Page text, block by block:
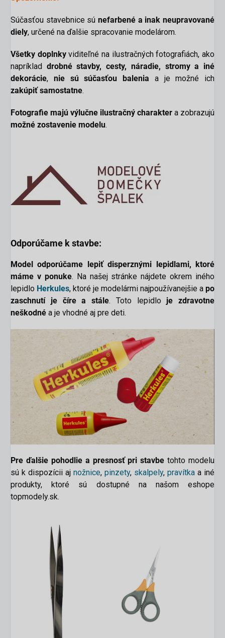
Súčasťou stavebnice sú nefarbené a inak neupravované
diely, určené na ďalšie spracovanie modelárom.
Všetky doplnkyviditeľné na ilustračných fotografiách, ako
napríklad drobné stavby, cesty, náradie, stromy a iné
dekorácie, nie sú súčasťou balenia a je možné ich
zakúpiť samostatne.
Fotografie majú výlučne ilustračný charakter a zobrazujú
možné zostavenie modelu.
Odporúčame k stavbe:
Model odporúčame lepiť disperznými lepidlami, ktoré
máme v ponuke. Na našej stránke nájdete okrem iného
lepidlo Herkules, ktoré je modelármi najpoužívanejšie a po
zaschnutí je číre a stále. Toto lepidlo je zdravotne
neškodné a je vhodné aj pre deti.
Pre ďalšie pohodlie a presnosť pri stavbe tohto modelu
sú k dispozícii aj nožnice, pinzety, skalpely, pravítka a iné
produkty, ktoré sú dostupné na našom eshope
topmodely.sk.